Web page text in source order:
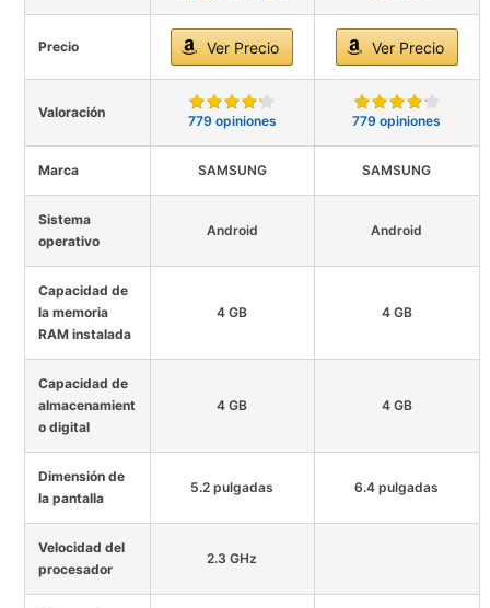
Precio Ver Precio Ver Precio
Valoración
779 opiniones 779 opiniones
Marca SAMSUNG SAMSUNG
Sistema
operativo
Android Android
Capacidad de
la memoria
RAM instalada
4 GB 4 GB
Capacidad de
almacenamient
o digital
4 GB 4 GB
Dimensión de
la pantalla
5.2 pulgadas 6.4 pulgadas
Velocidad del
procesador
2.3 GHz